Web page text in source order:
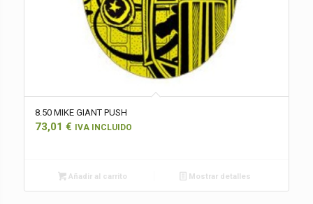
8.50 MIKE GIANT PUSH
73,01 € IVA INCLUIDO
Añadir al carrito Mostrar detalles